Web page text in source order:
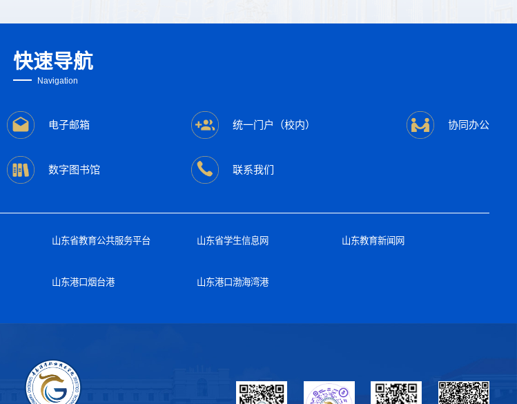
快速导航
Navigation
电子邮箱 统一门户（校内） 协同办公
数字图书馆 联系我们
山东省教育公共服务平台 山东省学生信息网 山东教育新闻网
山东港口烟台港 山东港口渤海湾港